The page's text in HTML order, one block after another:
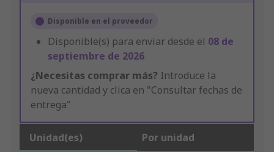
Disponible en el proveedor
Disponible(s) para enviar desde el 08 de
septiembre de 2026
¿Necesitas comprar más? Introduce la
nueva cantidad y clica en "Consultar fechas de
entrega"
Unidad(es) Por unidad